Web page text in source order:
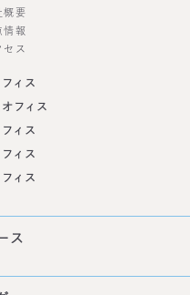
概要
情報
セス
ィス
フィス
ィス
ィス
ィス
ス